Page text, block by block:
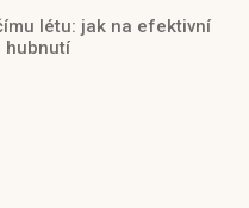
létu: jak na efektivní
hubnutí